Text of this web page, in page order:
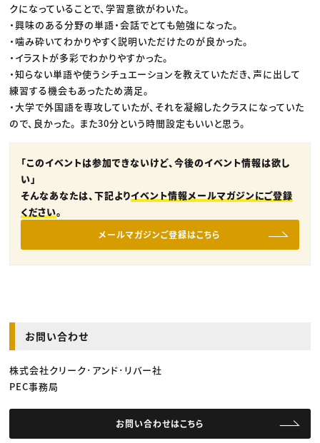
クになっていることで、学習意欲がわいた。
・興味のある分野の単語・会話でとても勉強になった。
・噛み砕いてわかりやすく説明いただけたのが良かった。
・イラストが多彩でわかりやすかった。
・知らない単語や使うシチュエーションを教えていただき、声に出して
練習する機会もあったため満足。
・大学で外国語を専攻していたが、それを凝縮したクラスになっていた
ので、良かった。 また30分という時間設定もいいと思う。
「このイベントは参加できないけど、今後のイベント情報は欲し
い」
そんなあなたは、下記よりイベント情報メールマガジンにご登録
ください。
メールマガジンご登録はこちら
お問い合わせ
株式会社クリーク･アンド･リバー社
PEC事務局
お問い合わせはこちら